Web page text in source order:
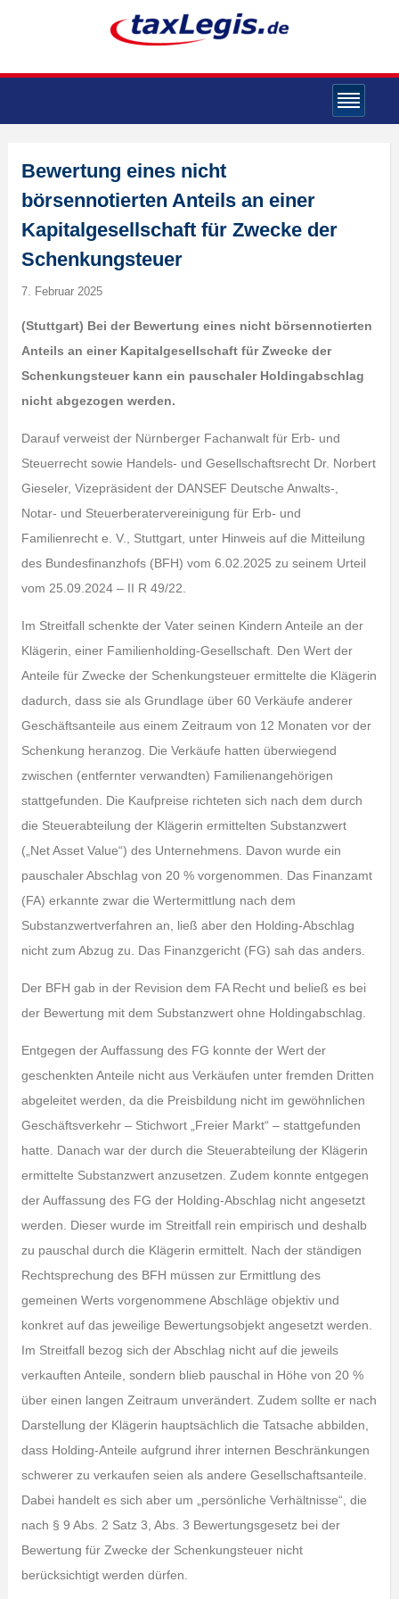
Bewertung eines nicht
börsennotierten Anteils an einer
Kapitalgesellschaft für Zwecke der
Schenkungsteuer
7. Februar 2025
(Stuttgart) Bei der Bewertung eines nicht börsennotierten
Anteils an einer Kapitalgesellschaft für Zwecke der
Schenkungsteuer kann ein pauschaler Holdingabschlag
nicht abgezogen werden.
Darauf verweist der Nürnberger Fachanwalt für Erb- und
Steuerrecht sowie Handels- und Gesellschaftsrecht Dr. Norbert
Gieseler, Vizepräsident der DANSEF Deutsche Anwalts-,
Notar- und Steuerberatervereinigung für Erb- und
Familienrecht e. V., Stuttgart, unter Hinweis auf die Mitteilung
des Bundesfinanzhofs (BFH) vom 6.02.2025 zu seinem Urteil
vom 25.09.2024 – II R 49/22.
Im Streitfall schenkte der Vater seinen Kindern Anteile an der
Klägerin, einer Familienholding-Gesellschaft. Den Wert der
Anteile für Zwecke der Schenkungsteuer ermittelte die Klägerin
dadurch, dass sie als Grundlage über 60 Verkäufe anderer
Geschäftsanteile aus einem Zeitraum von 12 Monaten vor der
Schenkung heranzog. Die Verkäufe hatten überwiegend
zwischen (entfernter verwandten) Familienangehörigen
stattgefunden. Die Kaufpreise richteten sich nach dem durch
die Steuerabteilung der Klägerin ermittelten Substanzwert
(„Net Asset Value“) des Unternehmens. Davon wurde ein
pauschaler Abschlag von 20 % vorgenommen. Das Finanzamt
(FA) erkannte zwar die Wertermittlung nach dem
Substanzwertverfahren an, ließ aber den Holding-Abschlag
nicht zum Abzug zu. Das Finanzgericht (FG) sah das anders.
Der BFH gab in der Revision dem FA Recht und beließ es bei
der Bewertung mit dem Substanzwert ohne Holdingabschlag.
Entgegen der Auffassung des FG konnte der Wert der
geschenkten Anteile nicht aus Verkäufen unter fremden Dritten
abgeleitet werden, da die Preisbildung nicht im gewöhnlichen
Geschäftsverkehr – Stichwort „Freier Markt“ – stattgefunden
hatte. Danach war der durch die Steuerabteilung der Klägerin
ermittelte Substanzwert anzusetzen. Zudem konnte entgegen
der Auffassung des FG der Holding-Abschlag nicht angesetzt
werden. Dieser wurde im Streitfall rein empirisch und deshalb
zu pauschal durch die Klägerin ermittelt. Nach der ständigen
Rechtsprechung des BFH müssen zur Ermittlung des
gemeinen Werts vorgenommene Abschläge objektiv und
konkret auf das jeweilige Bewertungsobjekt angesetzt werden.
Im Streitfall bezog sich der Abschlag nicht auf die jeweils
verkauften Anteile, sondern blieb pauschal in Höhe von 20 %
über einen langen Zeitraum unverändert. Zudem sollte er nach
Darstellung der Klägerin hauptsächlich die Tatsache abbilden,
dass Holding-Anteile aufgrund ihrer internen Beschränkungen
schwerer zu verkaufen seien als andere Gesellschaftsanteile.
Dabei handelt es sich aber um „persönliche Verhältnisse“, die
nach § 9 Abs. 2 Satz 3, Abs. 3 Bewertungsgesetz bei der
Bewertung für Zwecke der Schenkungsteuer nicht
berücksichtigt werden dürfen.